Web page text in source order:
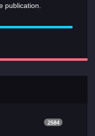
publication.
2584